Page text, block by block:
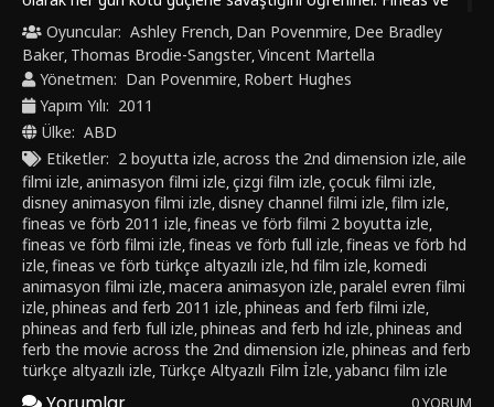
Ferb, Perry’ye yani Ajan P’ye destek olmaya çalışırken ilginç
olaylar birbirini izler ve bambaşka bir boyuta geçerler. Bu yeni
boyuttaki dünya, yaşadıkları ve tanıdıkları dünyadan çok ama
çok farklıdır. Bu boyutta Dr. Doofenshmirtz, Tri-State
bölgesini yönetmektedir ve tahmin edebileceklerinden çok
daha tehlikeli bir adamdır. Fineas ve Ferb kardeşler, Dr.
Doofenshmirtz’in asıl amacının kendi boyutlarındaki Tri-State
bölgesini ele geçirmek olduğunu duyunca gerçek macera
başlar. Çünkü bu kötü niyetli doktoru yenebilmek için
yapabilecekleri tek şeyin; kendilerinin ve ikinci boyuttaki diğer
Fineas ve Ferb’ü bir araya getirmek olduğunu anlarlar.
Oyuncular: Ashley French, Dan Povenmire, Dee Bradley
Baker, Thomas Brodie-Sangster,Vincent Martella
Yönetmen: Dan Povenmire, Robert Hughes
Yapım Yılı: 2011
Ülke: ABD
Etiketler: 2 boyutta izle,across the 2nd dimension izle,aile
filmi izle,animasyon filmi izle,çizgi film izle,çocuk filmi izle,
disney animasyon filmi izle,disney channel filmi izle,film izle,
fineas ve förb 2011 izle,fineas ve förb filmi 2 boyutta izle,
fineas ve förb filmi izle,fineas ve förb full izle,fineas ve förb hd
izle,fineas ve förb türkçe altyazılı izle,hd film izle,komedi
animasyon filmi izle,macera animasyon izle,paralel evren filmi
izle,phineas and ferb 2011 izle,phineas and ferb filmi izle,
phineas and ferb full izle,phineas and ferb hd izle,phineas and
ferb the movie across the 2nd dimension izle,phineas and ferb
türkçe altyazılı izle, Türkçe Altyazılı Film İzle,yabancı film izle
0 YORUM